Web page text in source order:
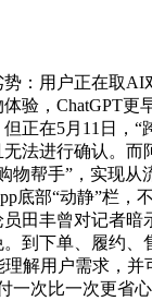
用户正在取AI
验，ChatGPT
正在5月11日，
法进行确认。
物帮手”，实现
底部“动静”栏
田丰曾对记者
到下单、履约
解用户需求，
一次比一次更省